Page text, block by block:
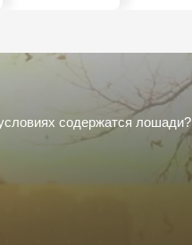
содержатся лошади?